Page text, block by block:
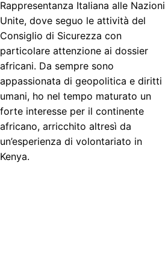
Rappresentanza Italiana alle Nazioni
Unite, dove seguo le attività del
Consiglio di Sicurezza con
particolare attenzione ai dossier
africani. Da sempre sono
appassionata di geopolitica e diritti
umani, ho nel tempo maturato un
forte interesse per il continente
africano, arricchito altresì da
un’esperienza di volontariato in
Kenya.